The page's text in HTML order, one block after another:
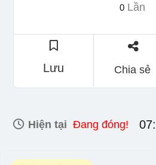
0Lần
Lưu Chia sẻ
Hiện tại Đang đóng!